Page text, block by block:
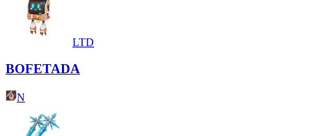
LTD
BOFETADA
N